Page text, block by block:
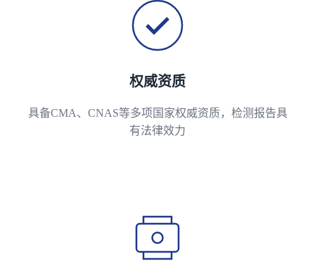
权威资质
具备CMA、CNAS等多项国家权威资质，检测报告具
有法律效力